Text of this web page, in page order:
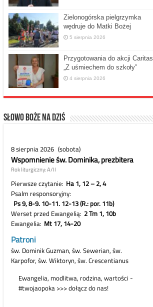
Zielonogórska pielgrzymka
wędruje do Matki Bożej
5 sierpnia 2026
Przygotowania do akcji Caritas
„Z uśmiechem do szkoły”
4 sierpnia 2026
Słowo Boże na dziś